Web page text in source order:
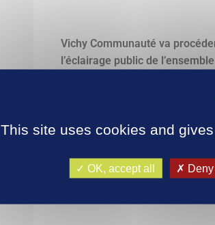
Vichy Communauté va
l’éclairage public de
Ce linéaire permettra
Est et Sud du cœur
SNCF. L’aménagement
bidirectionnelle avec
This site uses cookies and
OK, accept all